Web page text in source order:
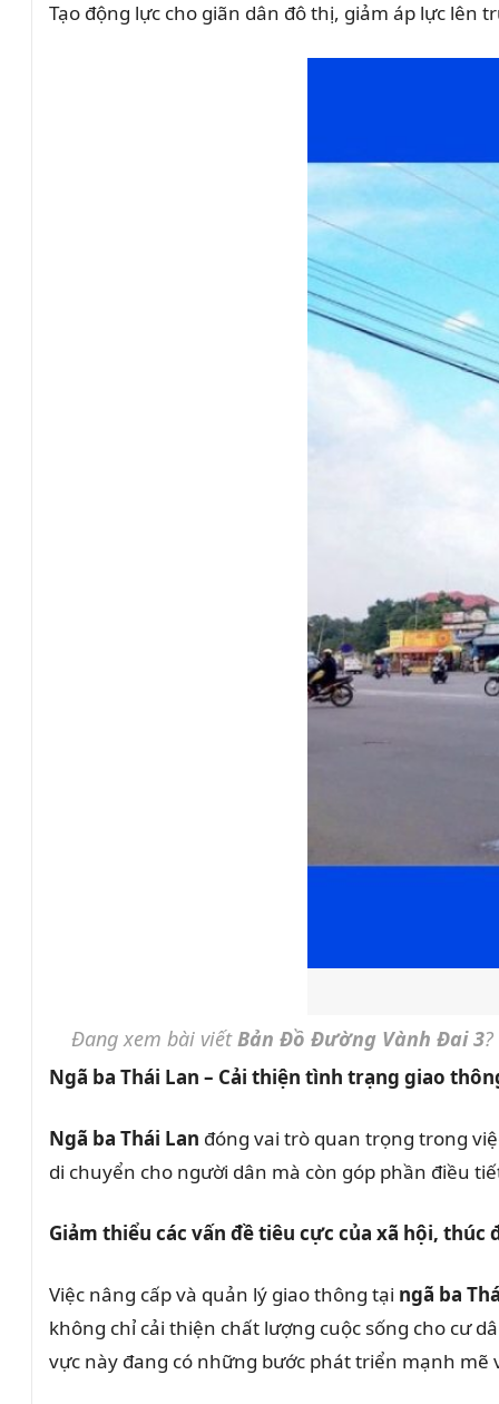
Tạo động lực cho giãn dân đô thị, giảm áp lực lên
Đang xem bài viếtBản Đồ Đường Vành Đai 3
Ngã ba Thái Lan – Cải thiện tình trạng giao
Ngã ba Thái Lan đóng vai trò quan trọng trong
di chuyển cho người dân mà còn góp phần điều
Giảm thiểu các vấn đề tiêu cực của xã hội,
Việc nâng cấp và quản lý giao thông tại ngã ba
không chỉ cải thiện chất lượng cuộc sống cho cư
vực này đang có những bước phát triển mạnh mẽ